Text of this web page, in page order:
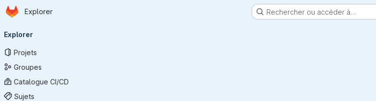
Passer au contenu principal
Page d'accueil
Explorer Rechercher ou accéder à…
principale
Explorer
Projets
Groupes
Catalogue CI/CD
Sujets